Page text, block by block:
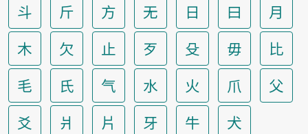
斗
斤 方 无 日 曰
月
木
欠 止 歹 殳 毋
比
毛
氏 气 水 火 爪
父
爻
爿 片 牙 牛 犬